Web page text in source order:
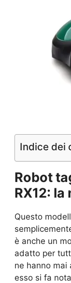
Indice dei
Robot
RX12:
Questo
è anche un
adatto per
ne hanno mai
esso si fa